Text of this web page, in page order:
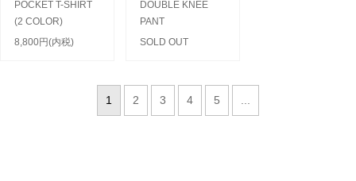
POCKET T-SHIRT
(2 COLOR)
8,800円(内税)
DOUBLE KNEE
PANT
SOLD OUT
1 2 3 4 5 ...